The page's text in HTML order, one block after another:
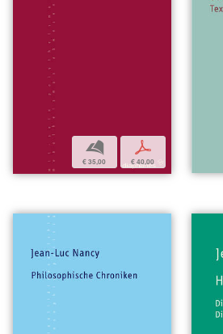
b
€ 35,00
p
€ 40,00